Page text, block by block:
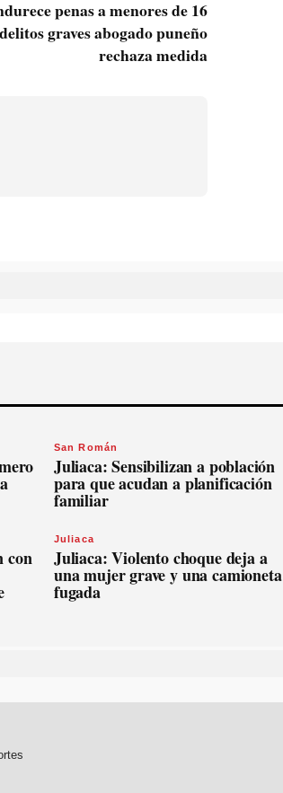
penas a menores de 16
graves abogado puneño
rechaza medida
San Román
Juliaca: Sensibilizan a población
para que acudan a planificación
familiar
con
Juliaca
Juliaca: Violento choque deja a
una mujer grave y una camioneta
fugada